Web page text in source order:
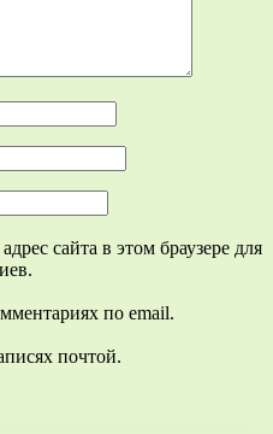
сайта в этом браузере для
по email.
почтой.